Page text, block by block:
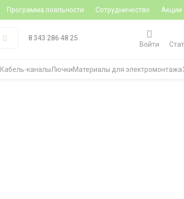
Программа лояльности Сотрудничество Акции
8 343 286 48 25
Войти
Кабель-каналыЛючкиМатериалы для электромонтажа